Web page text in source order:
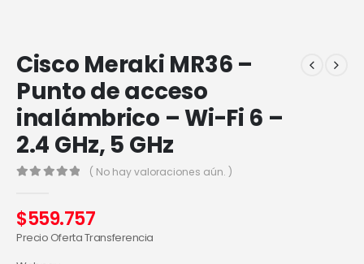
Cisco Meraki MR36 –
Punto de acceso
inalámbrico – Wi-Fi 6 –
2.4 GHz, 5 GHz
( No hay valoraciones aún. )
$559.757
Precio Oferta Transferencia